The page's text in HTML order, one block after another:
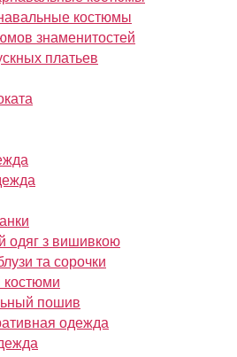
костюмы
знаменитостей
платьев
одяг з вишивкою
та сорочки
костюми
пошив
одежда